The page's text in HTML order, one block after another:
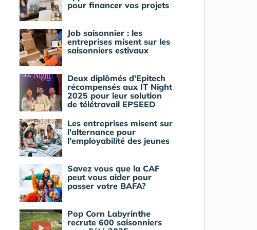
pour financer vos projets
Job saisonnier : les
entreprises misent sur les
saisonniers estivaux
Deux diplômés d'Epitech
récompensés aux IT Night
2025 pour leur solution
de télétravail EPSEED
Les entreprises misent sur
l'alternance pour
l'employabilité des jeunes
Savez vous que la CAF
peut vous aider pour
passer votre BAFA?
Pop Corn Labyrinthe
recrute 600 saisonniers